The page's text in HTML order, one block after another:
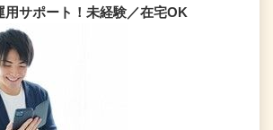
用サポート！未経験／在宅OK